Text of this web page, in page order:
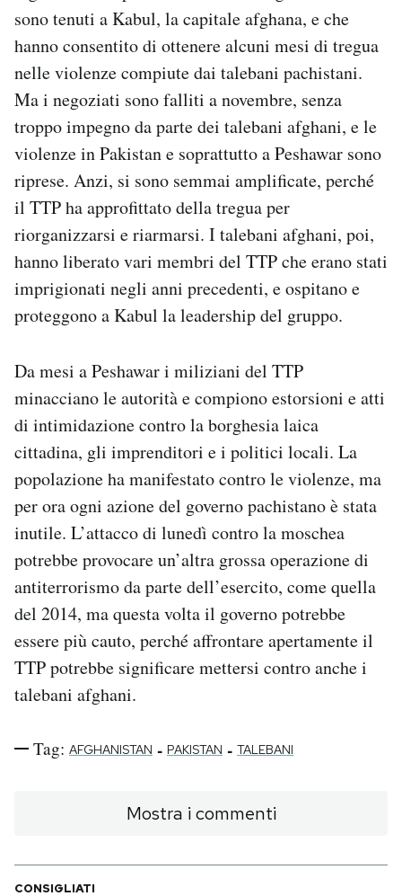
sono tenuti a Kabul, la capitale afghana, e che
hanno consentito di ottenere alcuni mesi di tregua
nelle violenze compiute dai talebani pachistani.
Ma i negoziati sono falliti a novembre, senza
troppo impegno da parte dei talebani afghani, e le
violenze in Pakistan e soprattutto a Peshawar sono
riprese. Anzi, si sono semmai amplificate, perché
il TTP ha approfittato della tregua per
riorganizzarsi e riarmarsi. I talebani afghani, poi,
hanno liberato vari membri del TTP che erano stati
imprigionati negli anni precedenti, e ospitano e
proteggono a Kabul la leadership del gruppo.
Da mesi a Peshawar i miliziani del TTP
minacciano le autorità e compiono estorsioni e atti
di intimidazione contro la borghesia laica
cittadina, gli imprenditori e i politici locali. La
popolazione ha manifestato contro le violenze, ma
per ora ogni azione del governo pachistano è stata
inutile. L’attacco di lunedì contro la moschea
potrebbe provocare un’altra grossa operazione di
antiterrorismo da parte dell’esercito, come quella
del 2014, ma questa volta il governo potrebbe
essere più cauto, perché affrontare apertamente il
TTP potrebbe significare mettersi contro anche i
talebani afghani.
Tag: AFGHANISTAN - PAKISTAN - TALEBANI
Mostra i commenti
CONSIGLIATI